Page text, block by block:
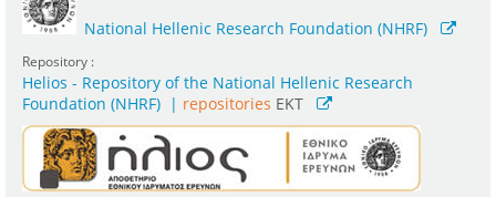
National Hellenic Research Foundation (NHRF)
Repository :
Helios - Repository of the National Hellenic Research
Foundation (NHRF) | repositories EKT